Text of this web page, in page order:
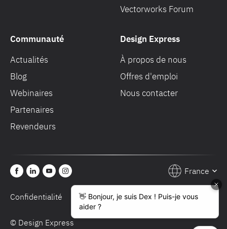
Vectorworks Forum
Communauté
Actualités
Blog
Webinaires
Partenaires
Revendeurs
Design Express
À propos de nous
Offres d'emploi
Nous contacter
© Design Express
Confidentialité Conditions de vente
France